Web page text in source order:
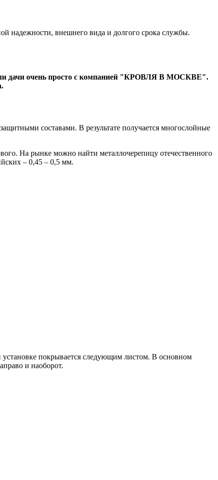
надежности, внешнего вида и долгого срока службы.
или дачи очень просто с компанией "КРОВЛЯ В МОСКВЕ".
составами. В результате получается многослойные
На рынке можно найти металлочерепицу отечественного
– 0,45 – 0,5 мм.
покрывается следующим листом. В основном
и наоборот.